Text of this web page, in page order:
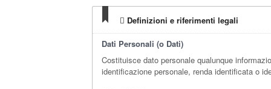
Definizioni e riferimenti legali
Dati Personali (o Dati)
Costituisce dato personale qualunque
identificazione personale, renda identificata o